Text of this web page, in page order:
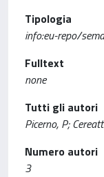
Tipologia
info:eu-repo/
Fulltext
none
Tutti gli autori
Picerno, P;
Numero autori
3